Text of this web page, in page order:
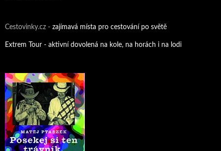
Cestovinky.cz - zajímavá místa pro cestování po světě
Extrem Tour - aktivní dovolená na kole, na horách i na lodi